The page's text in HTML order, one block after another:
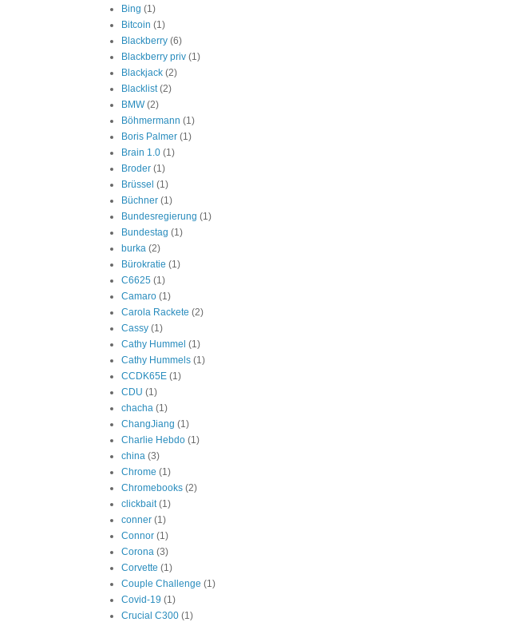
Bing (1)
Bitcoin (1)
Blackberry (6)
Blackberry priv (1)
Blackjack (2)
Blacklist (2)
BMW (2)
Böhmermann (1)
Boris Palmer (1)
Brain 1.0 (1)
Broder (1)
Brüssel (1)
Büchner (1)
Bundesregierung (1)
Bundestag (1)
burka (2)
Bürokratie (1)
C6625 (1)
Camaro (1)
Carola Rackete (2)
Cassy (1)
Cathy Hummel (1)
Cathy Hummels (1)
CCDK65E (1)
CDU (1)
chacha (1)
ChangJiang (1)
Charlie Hebdo (1)
china (3)
Chrome (1)
Chromebooks (2)
clickbait (1)
conner (1)
Connor (1)
Corona (3)
Corvette (1)
Couple Challenge (1)
Covid-19 (1)
Crucial C300 (1)